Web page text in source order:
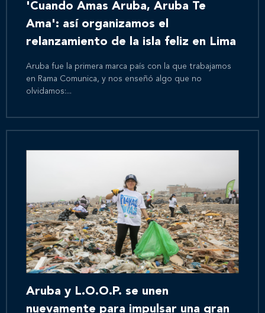
'Cuando Amas Aruba, Aruba Te
Ama': así organizamos el
relanzamiento de la isla feliz en Lima
Aruba fue la primera marca país con la que trabajamos
en Rama Comunica, y nos enseñó algo que no
olvidamos:...
Aruba y L.O.O.P. se unen
nuevamente para impulsar una gran